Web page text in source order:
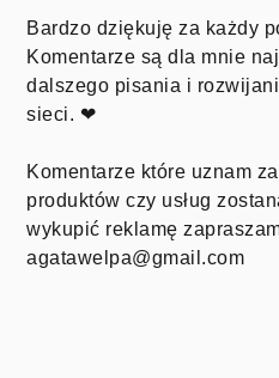
Bardzo dziękuję za każdy
Komentarze są dla mnie
dalszego pisania i
sieci. ❤
Komentarze które uznam
produktów czy usług
wykupić reklamę
agatawelpa@gmail.com